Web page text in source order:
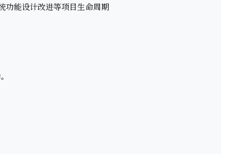
能设计改进等项目生命周期